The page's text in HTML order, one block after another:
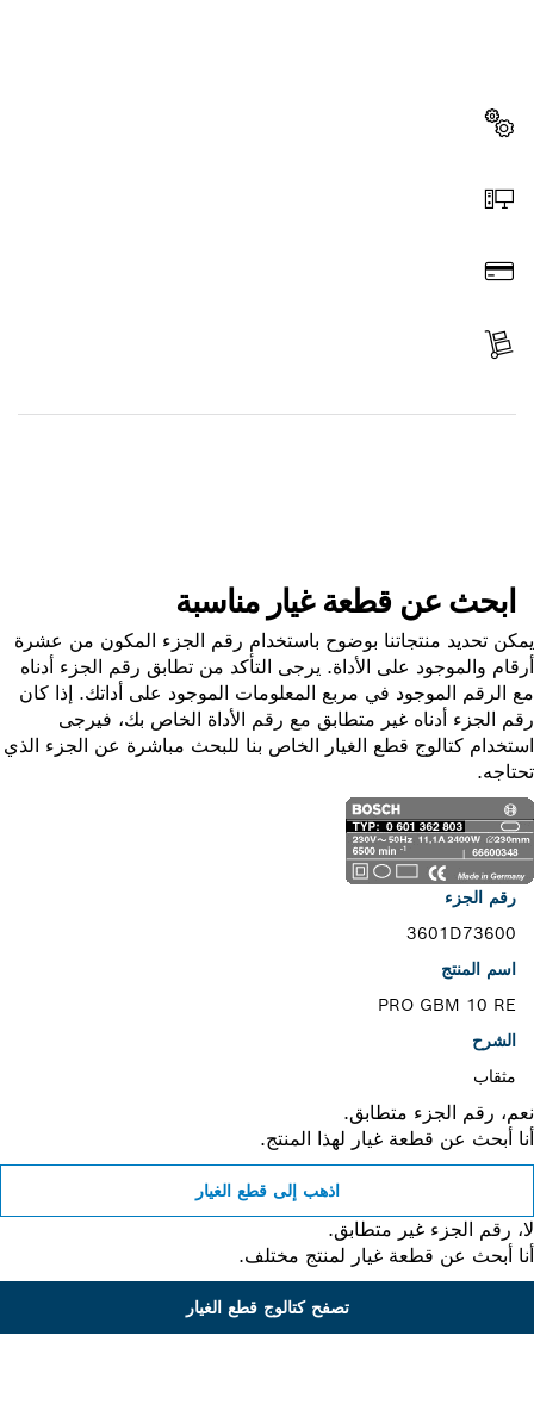
ابحث عن قطعة غيار مناسبة
تحديد منتجاتنا بوضوح باستخدام رقم الجزء المكون من عشرة
والموجود على الأداة. يرجى التأكد من تطابق رقم الجزء أدناه
الرقم الموجود في مربع المعلومات الموجود على أداتك. إذا كان
الجزء أدناه غير متطابق مع رقم الأداة الخاص بك، فيرجى
كتالوج قطع الغيار الخاص بنا للبحث مباشرة عن الجزء الذي
رقم الجزء
3601D73600
اسم المنتج
PRO GBM 10 RE
الشرح
مثقاب
رقم الجزء متطابق.
أبحث عن قطعة غيار لهذا المنتج.
اذهب إلى قطع الغيار
رقم الجزء غير متطابق.
أبحث عن قطعة غيار لمنتج مختلف.
تصفح كتالوج قطع الغيار